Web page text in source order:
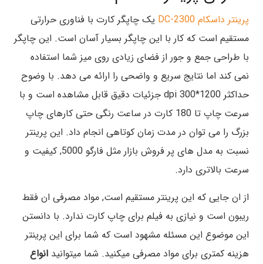
پرینتر داسکام DC-2300
یک چاپگر کارت با فناوری حرارتی
مستقیم است که کار با این چاپگر بسیار آسان است. این چاپگر
با طراحی جمع و جور از فضای زیادی روی میز شما استفاده
نمی کند اما نتایج سریع و واضحی را ارائه می دهد. با وضوح
حداکثر 1200*300 dpi جزئیات دقیق قابل مشاهده است و با
سرعت چاپ تا 180 کارت در ساعت رنگی حتی کارهای چاپ
بزرگ را می توان در مدت زمان کوتاهی انجام داد. این پرینتر
نسبت به مدل های پر فروش بازار مثل فارگو 5000, کیفیت و
سرعت بالاتری دارد.
از ان جایی که این پرینتر مستقیم است, مواد مصرفی ان فقط
ریبون است و نیازی به فیلم برای چاپ کارت ندارد. با دانستن
این موضوع این مسئله مشهود است که شما برای این پرینتر
هزینه کمتری برای مواد مصرفی میکنید. شما میتوانید انواع